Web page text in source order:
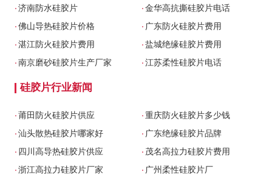
.济南防水硅胶片 .金华高抗撕硅胶片电话
.佛山导热硅胶片价格 . 广东防火硅胶片费用
.湛江防火硅胶片费用 .盐城绝缘硅胶片费用
.南京磨砂硅胶片生产厂家 .江苏柔性硅胶片电话
硅胶片行业新闻
.莆田防火硅胶片供应 .重庆防火硅胶片多少钱
.汕头散热硅胶片哪家好 . 广东绝缘硅胶片品牌
. 四川高导热硅胶片供应 . 茂名高拉力硅胶片费用
.浙江高拉力硅胶片厂家 . 广州柔性硅胶片厂